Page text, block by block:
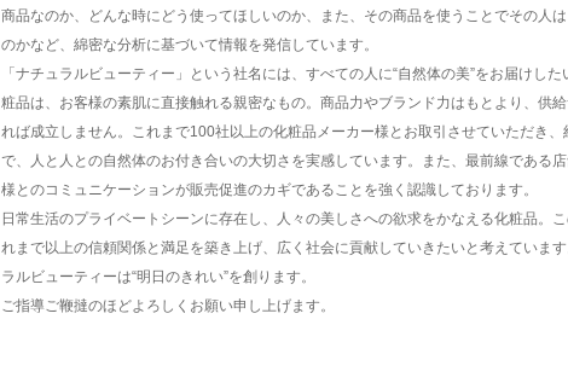
商品なのか、どんな時にどう使ってほしいのか、また、その商品を使うことでその人
のかなど、綿密な分析に基づいて情報を発信しています。
「ナチュラルビューティー」という社名には、すべての人に“自然体の美”をお届けし
粧品は、お客様の素肌に直接触れる親密なもの。商品力やブランド力はもとより、供
れば成立しません。これまで100社以上の化粧品メーカー様とお取引させていただき
で、人と人との自然体のお付き合いの大切さを実感しています。また、最前線である
様とのコミュニケーションが販売促進のカギであることを強く認識しております。
日常生活のプライベートシーンに存在し、人々の美しさへの欲求をかなえる化粧品。
れまで以上の信頼関係と満足を築き上げ、広く社会に貢献していきたいと考えていま
ラルビューティーは“明日のきれい”を創ります。
ご指導ご鞭撻のほどよろしくお願い申し上げます。